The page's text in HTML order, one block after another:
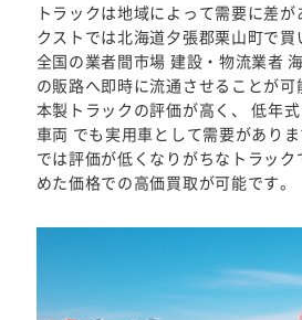
トラックは地域によって需要に差
クストでは北海道夕張郡栗山町で買
全国の業者間市場 建設・物流業者
の販路へ即時に流通させることが可
本製トラックの評価が高く、 低年
車両 でも実用車として需要があり
では評価が低くなりがちなトラッ
めた価格での高価買取が可能です。